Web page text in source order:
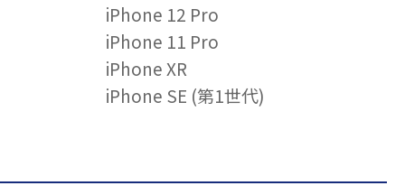
iPhone 12 Pro
iPhone 11 Pro
iPhone XR
iPhone SE (第1世代)